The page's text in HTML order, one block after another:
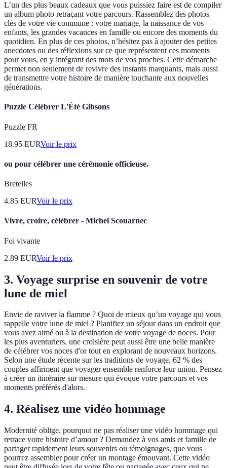
L’un des plus beaux cadeaux que vous puissiez faire est de compiler
un album photo retraçant votre parcours. Rassemblez des photos
clés de votre vie commune : votre mariage, la naissance de vos
enfants, les grandes vacances en famille ou encore des moments du
quotidien. En plus de ces photos, n’hésitez pas à ajouter des petites
anecdotes ou des réflexions sur ce que représentent ces moments
pour vous, en y intégrant des mots de vos proches. Cette démarche
permet non seulement de revivre des instants marquants, mais aussi
de transmettre votre histoire de manière touchante aux nouvelles
générations.
Puzzle Célébrer L'Été Gibsons
Puzzle FR
18.95 EURVoir le prix
ou pour célébrer une cérémonie officieuse.
Bretelles
4.85 EURVoir le prix
Vivre, croire, célébrer - Michel Scouarnec
Foi vivante
2.89 EURVoir le prix
3. Voyage surprise en souvenir de votre
lune de miel
Envie de raviver la flamme ? Quoi de mieux qu’un voyage qui vous
rappelle votre lune de miel ? Planifiez un séjour dans un endroit que
vous avez aimé ou à la destination de votre voyage de noces. Pour
les plus aventuriers, une croisière peut aussi être une belle manière
de célébrer vos noces d'or tout en explorant de nouveaux horizons.
Selon une étude récente sur les traditions de voyage, 62 % des
couples affirment que voyager ensemble renforce leur union. Pensez
à créer un itinéraire sur mesure qui évoque votre parcours et vos
moments préférés d'alors.
4. Réalisez une vidéo hommage
Modernité oblige, pourquoi ne pas réaliser une vidéo hommage qui
retrace votre histoire d’amour ? Demandez à vos amis et famille de
partager rapidement leurs souvenirs ou témoignages, que vous
pourrez assembler pour créer un montage émouvant. Cette vidéo